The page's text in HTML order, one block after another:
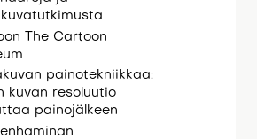
The Cartoon
painotekniikkaa:
kuvan resoluutio
painojälkeen